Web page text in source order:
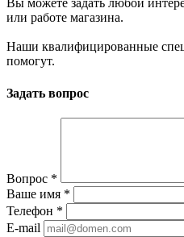
Вы можете задать любой
или работе магазина.
Наши квалифицированные
помогут.
Задать вопрос
Вопрос *
Ваше имя *
Телефон *
E-mail